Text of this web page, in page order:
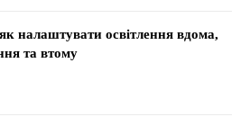
налаштувати освітлення вдома,
та втому